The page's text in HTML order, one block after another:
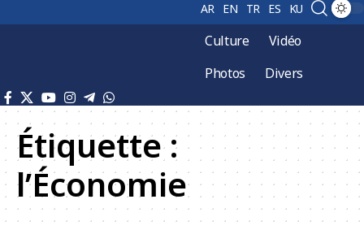
AR EN TR ES KU
Culture
Vidéo
Photos
Divers
Étiquette :
l’Économie